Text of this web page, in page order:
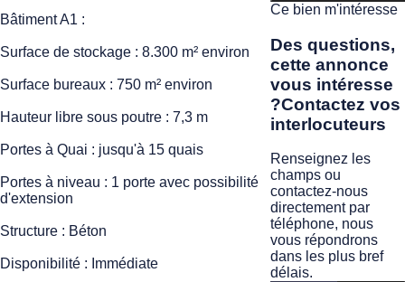
Bâtiment A1 :
Surface de stockage : 8.300 m² environ
Surface bureaux : 750 m² environ
Hauteur libre sous poutre : 7,3 m
Portes à Quai : jusqu'à 15 quais
Portes à niveau : 1 porte avec possibilité
d'extension
Structure : Béton
Disponibilité : Immédiate
Ce bien m'intéresse
Des questions,
cette annonce
vous intéresse
?Contactez vos
interlocuteurs
Renseignez les
champs ou
contactez-nous
directement par
téléphone, nous
vous répondrons
dans les plus bref
délais.